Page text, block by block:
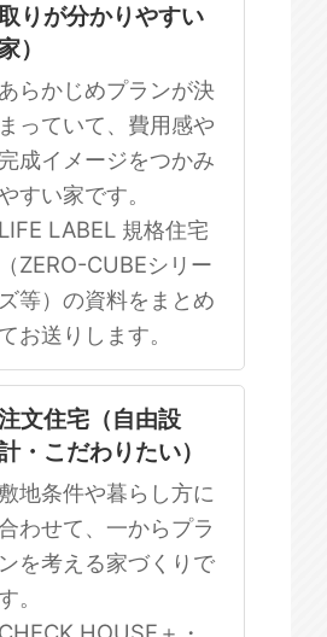
まっていない
りが分かりやすい
）
あらかじめプランが決
まっていて、費用感や
完成イメージをつかみ
すい家です。
LIFE LABEL 規格住宅
（ZERO-CUBEシリー
ズ等）の資料をまとめ
てお送りします。
文住宅（自由設
・こだわりたい）
敷地条件や暮らし方に
わせて、一からプラ
ンを考える家づくりで
。